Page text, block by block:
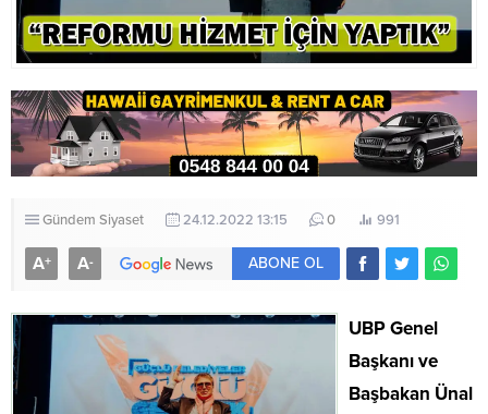
Gündem Siyaset 24.12.2022 13:15 0 991
A+ A- ABONE OL
UBP Genel
Başkanı ve
Başbakan Ünal